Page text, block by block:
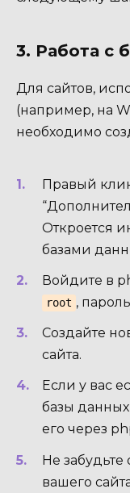
3. Работа с
Для сайтов,
(например, на
необходимо
Правый
Откроется
базами
Войдите в
root ,
Создайте
сайта.
Если у вас
базы
его через
Не
вашего